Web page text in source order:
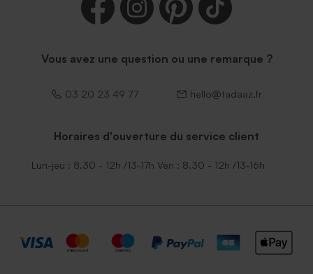
Vous avez une question ou une remarque ?
03 20 23 49 77 hello@tadaaz.fr
Horaires d'ouverture du service client
Lun-jeu : 8.30 - 12h /13-17h Ven : 8.30 - 12h /13-16h